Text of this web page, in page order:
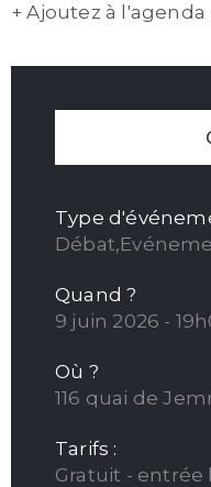
+ Ajoutez à l'agenda
Type
Quand ?
9 juin 2026 -
Où ?
116 quai de
Tarifs :
Gratuit - entrée